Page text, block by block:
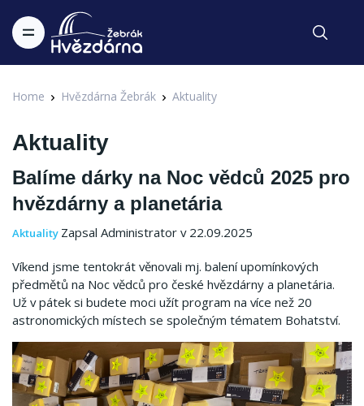
Home Hvězdárna Žebrák Aktuality
Aktuality
Balíme dárky na Noc vědců 2025 pro
hvězdárny a planetária
Aktuality Zapsal Administrator v 22.09.2025
Víkend jsme tentokrát věnovali mj. balení upomínkových
předmětů na Noc vědců pro české hvězdárny a planetária.
Už v pátek si budete moci užít program na více než 20
astronomických místech se společným tématem Bohatství.